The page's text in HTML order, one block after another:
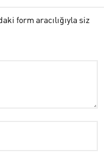
form aracılığıyla siz